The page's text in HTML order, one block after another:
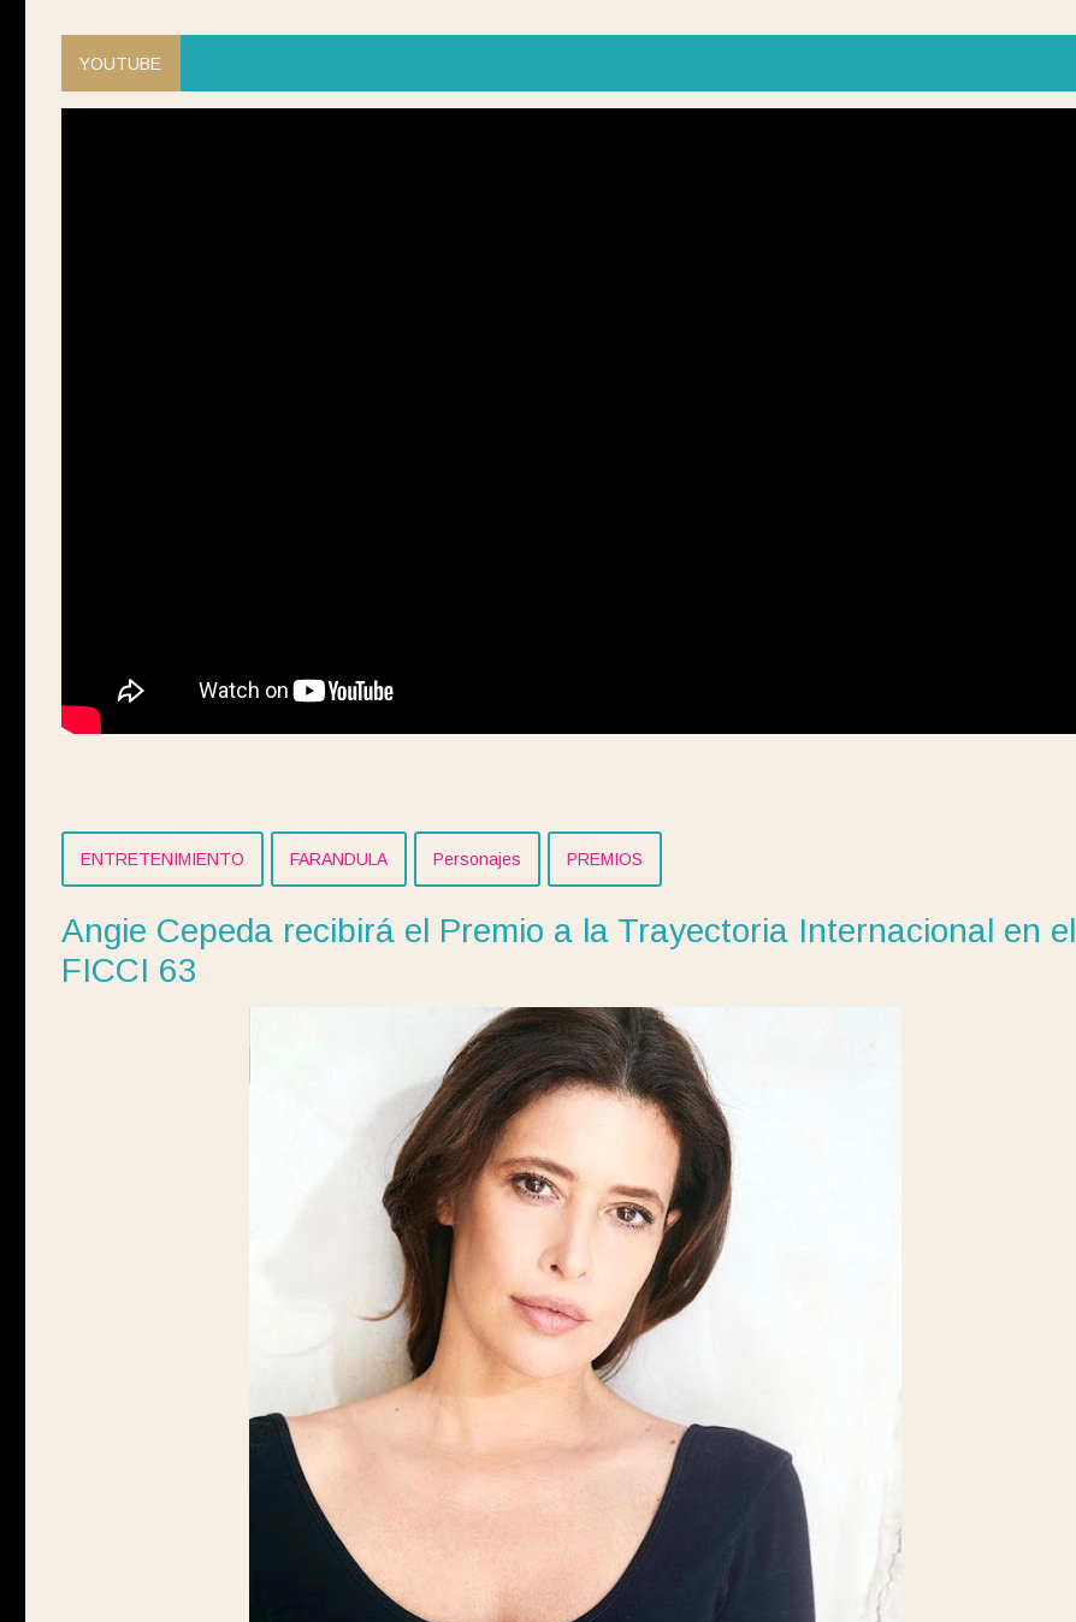
YOUTUBE
ENTRETENIMIENTO FARANDULA Personajes PREMIOS
Angie Cepeda recibirá el Premio a la Trayectoria Internacional en el
FICCI 63